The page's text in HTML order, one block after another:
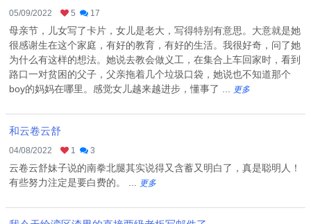
05/09/2022 5 17
母亲节，儿女写了卡片，女儿是老大，写得特别有意思。大意就是她
很感谢生在这个家庭，有好的教育，有好的生活。我很好奇，问了她
为什么有这样的想法。她说去教会做义工，在集合上车回家时，看到
路口一对贫困的父子，父亲拖着几个垃圾口袋，她说也不知道那个
boy的妈妈在哪里。感觉女儿越来越进步，懂事了 ...
更多
和云卷云舒
04/08/2022 1 3
云卷云舒妹子说的南拳北腿其实说得又含蓄又明白了，真是聪明人！
有些努力注定是要白费的。 ...
更多